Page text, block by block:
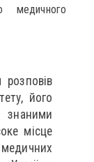
медичного
розповів
його
місце